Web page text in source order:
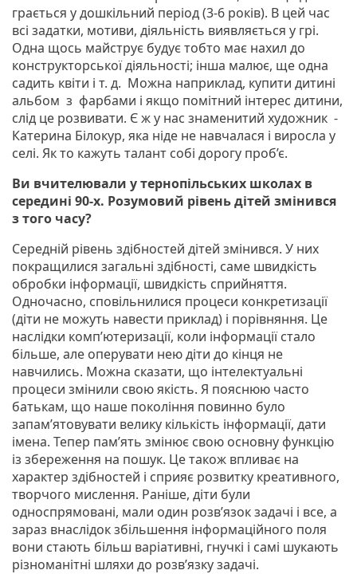
грається у дошкільний період (3-6 років). В цей час
всі задатки, мотиви, діяльність виявляється у грі.
Одна щось майструє будує тобто має нахил до
конструкторської діяльності; інша малює, ще одна
садить квіти і т. д. Можна наприклад, купити дитині
альбом з фарбами і якщо помітний інтерес дитини,
слід це розвивати. Є ж у нас знаменитий художник -
Катерина Білокур, яка ніде не навчалася і виросла у
селі. Як то кажуть талант собі дорогу проб’є.
Ви вчителювали у тернопільських школах в
середині 90-х. Розумовий рівень дітей змінився
з того часу?
Середній рівень здібностей дітей змінився. У них
покращилися загальні здібності, саме швидкість
обробки інформації, швидкість сприйняття.
Одночасно, сповільнилися процеси конкретизації
(діти не можуть навести приклад) і порівняння. Це
наслідки комп’ютеризації, коли інформації стало
більше, але оперувати нею діти до кінця не
навчились. Можна сказати, що інтелектуальні
процеси змінили свою якість. Я пояснюю часто
батькам, що наше покоління повинно було
запам’ятовувати велику кількість інформації, дати
імена. Тепер пам’ять змінює свою основну функцію
із збереження на пошук. Це також впливає на
характер здібностей і сприяє розвитку креативного,
творчого мислення. Раніше, діти були
односпрямовані, мали один розв’язок задачі і все, а
зараз внаслідок збільшення інформаційного поля
вони стають більш варіативні, гнучкі і самі шукають
різноманітні шляхи до розв’язку задачі.